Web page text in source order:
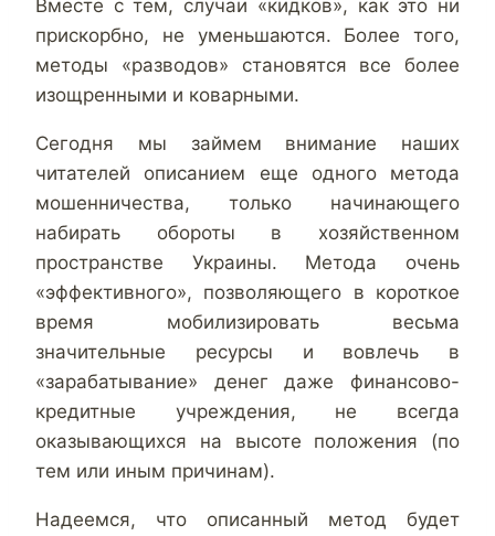
Вместе с тем, случаи «кидков», как это ни
прискорбно, не уменьшаются. Более того,
методы «разводов» становятся все более
изощренными и коварными.
Сегодня мы займем внимание наших
читателей описанием еще одного метода
мошенничества, только начинающего
набирать обороты в хозяйственном
пространстве Украины. Метода очень
«эффективного», позволяющего в короткое
время мобилизировать весьма
значительные ресурсы и вовлечь в
«зарабатывание» денег даже финансово-
кредитные учреждения, не всегда
оказывающихся на высоте положения (по
тем или иным причинам).
Надеемся, что описанный метод будет